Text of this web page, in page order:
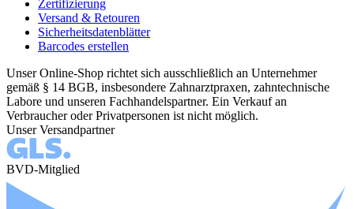
Zertifizierung
Versand & Retouren
Sicherheitsdatenblätter
Barcodes erstellen
Unser Online-Shop richtet sich ausschließlich an Unternehmer
gemäß § 14 BGB, insbesondere Zahnarztpraxen, zahntechnische
Labore und unseren Fachhandelspartner. Ein Verkauf an
Verbraucher oder Privatpersonen ist nicht möglich.
Unser Versandpartner
BVD-Mitglied